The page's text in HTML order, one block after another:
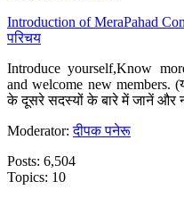
Introduction of MeraPahad
परिचय
Introduce yourself,Know
and welcome new members.
के दूसरे सदस्यों के बारे में जानें और
Moderator:दीपक पनेरू
Posts: 6,504
Topics: 10